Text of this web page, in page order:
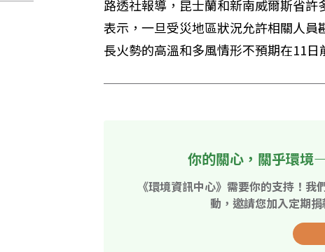
路透社報導，昆士蘭和新南威爾斯省
表示，一旦受災地區狀況允許相關人
長火勢的高溫和多風情形不預期在11
你的關心，關乎環境
《環境資訊中心》需要你的支持！
動，邀請您加入定期